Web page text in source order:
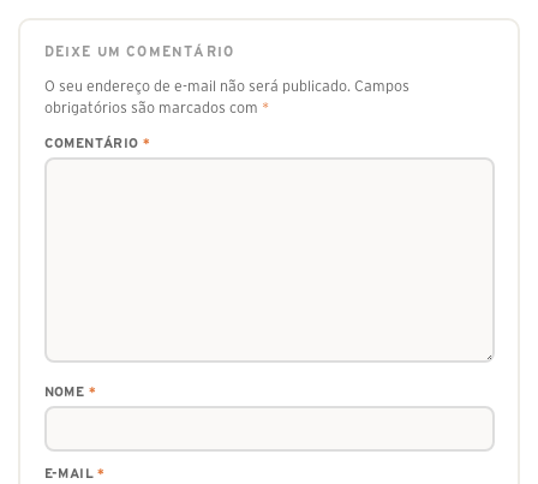
DEIXE UM COMENTÁRIO
O seu endereço de e-mail não será publicado. Campos
obrigatórios são marcados com *
COMENTÁRIO *
NOME *
E-MAIL*